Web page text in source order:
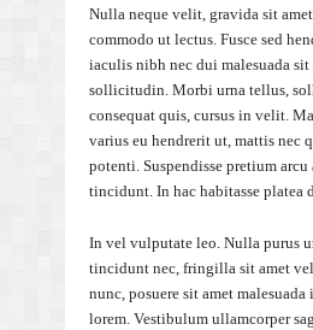
Nulla neque velit, gravida sit
commodo ut lectus. Fusce sed
iaculis nibh nec dui malesuada
sollicitudin. Morbi urna tellus,
consequat quis, cursus in velit.
varius eu hendrerit ut, mattis nec
potenti. Suspendisse pretium
tincidunt. In hac habitasse platea
In vel vulputate leo. Nulla purus
tincidunt nec, fringilla sit amet
nunc, posuere sit amet
lorem. Vestibulum ullamcorper